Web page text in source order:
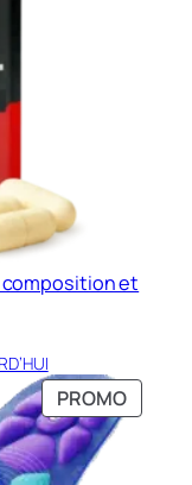
composition et
:
€.
PROMO
EN